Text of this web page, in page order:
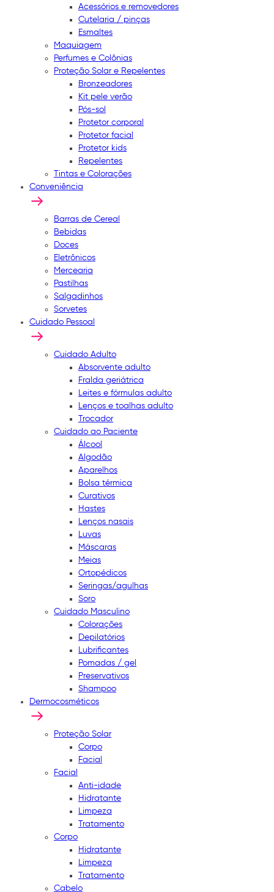
Acessórios e removedores
Cutelaria / pinças
Esmaltes
Maquiagem
Perfumes e Colônias
Proteção Solar e Repelentes
Bronzeadores
Kit pele verão
Pós-sol
Protetor corporal
Protetor facial
Protetor kids
Repelentes
Tintas e Colorações
Conveniência
Barras de Cereal
Bebidas
Doces
Eletrônicos
Mercearia
Pastilhas
Salgadinhos
Sorvetes
Cuidado Pessoal
Cuidado Adulto
Absorvente adulto
Fralda geriátrica
Leites e fórmulas adulto
Lenços e toalhas adulto
Trocador
Cuidado ao Paciente
Álcool
Algodão
Aparelhos
Bolsa térmica
Curativos
Hastes
Lenços nasais
Luvas
Máscaras
Meias
Ortopédicos
Seringas/agulhas
Soro
Cuidado Masculino
Colorações
Depilatórios
Lubrificantes
Pomadas / gel
Preservativos
Shampoo
Dermocosméticos
Proteção Solar
Corpo
Facial
Facial
Anti-idade
Hidratante
Limpeza
Tratamento
Corpo
Hidratante
Limpeza
Tratamento
Cabelo